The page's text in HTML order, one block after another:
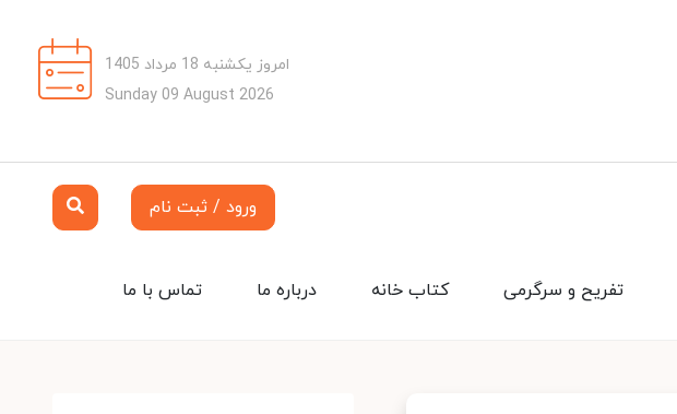
امروز یکشنبه 18 مرداد 1405
Sunday 09 August 2026
ورود / ثبت نام
تماس با ما درباره ما کتاب خانه تفریح و سرگرمی